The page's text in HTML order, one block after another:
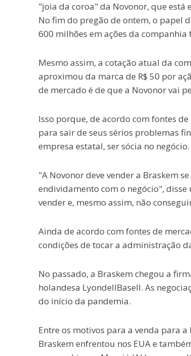
"joia da coroa" da Novonor, que está
No fim do pregão de ontem, o papel
600 milhões em ações da
Mesmo assim, a cotação atual da
aproximou da marca de R$ 50 por
de mercado é de que a Novonor vai
Isso porque, de acordo com fontes
para sair de seus sérios problemas
empresa estatal, ser sócia no negócio.
"A Novonor deve vender a Braskem
endividamento com o negócio",
vender e, mesmo assim, não
Ainda de acordo com fontes de
condições de tocar a administração
No passado, a Braskem chegou a
holandesa LyondellBasell. As
do início da pandemia.
Entre os motivos para a venda para
Braskem enfrentou nos EUA e